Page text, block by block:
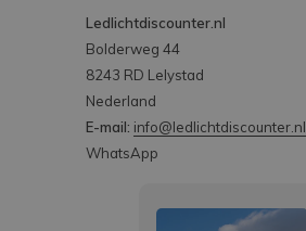
Ledlichtdiscounter.nl
Bolderweg 44
8243 RD Lelystad
Nederland
E-mail: info@ledlichtdiscounter.nl
WhatsApp